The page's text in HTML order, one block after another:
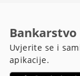
Uvjerite se i
apikacije.